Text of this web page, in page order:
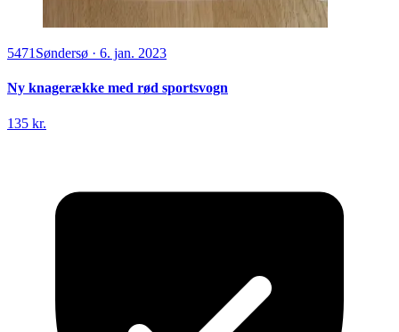
5471 Søndersø · 6. jan. 2023
Ny knagerække med rød sportsvogn
135 kr.